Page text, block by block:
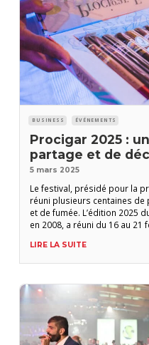
BUSINESS ÉVÉNEMENTS
Procigar 2025 :
partage et de
5 mars 2025
Le festival, présidé pour la
réuni plusieurs centaines de
et de fumée. L’édition 2025
en 2008, a réuni du 16 au
programme a débuté dès le
LIRE LA SUITE